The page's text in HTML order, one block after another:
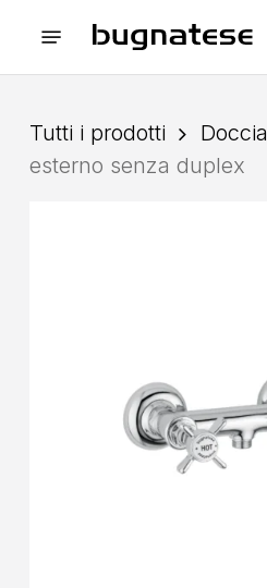
Menu
Tutti i prodotti Doccia
esterno senza duplex